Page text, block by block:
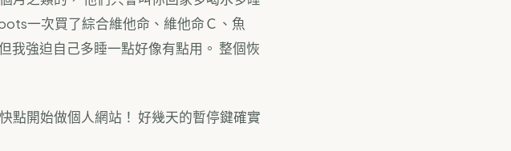
一次買了綜合維他命、維他命Ｃ、魚
我強迫自己多睡一點好像有點用。 整個恢
點開始做個人網站！ 好幾天的暫停鍵確實